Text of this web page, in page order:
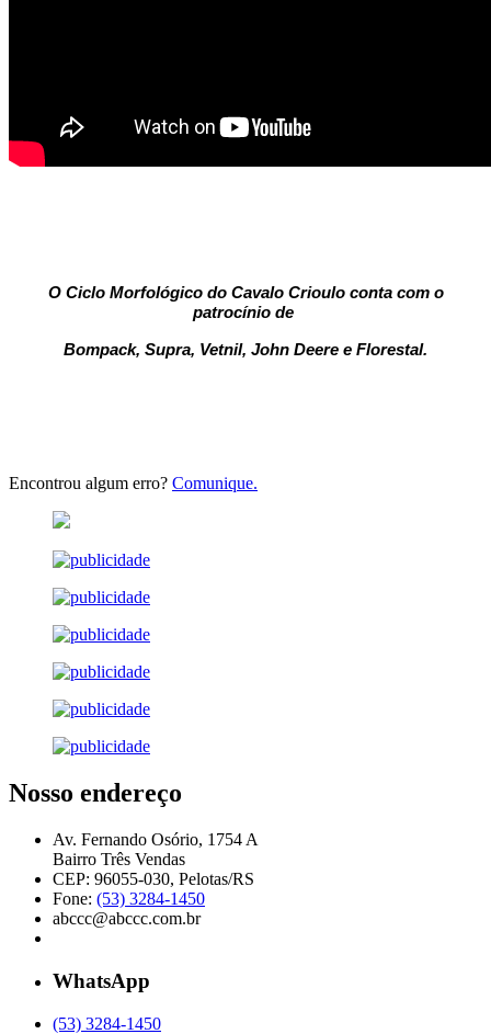
O Ciclo Morfológico do Cavalo Crioulo conta com o
patrocínio de
Bompack, Supra, Vetnil, John Deere e Florestal.
Encontrou algum erro? Comunique.
Nosso endereço
Av. Fernando Osório, 1754 A
Bairro Três Vendas
CEP: 96055-030, Pelotas/RS
Fone: (53) 3284-1450
abccc@abccc.com.br
WhatsApp
(53) 3284-1450